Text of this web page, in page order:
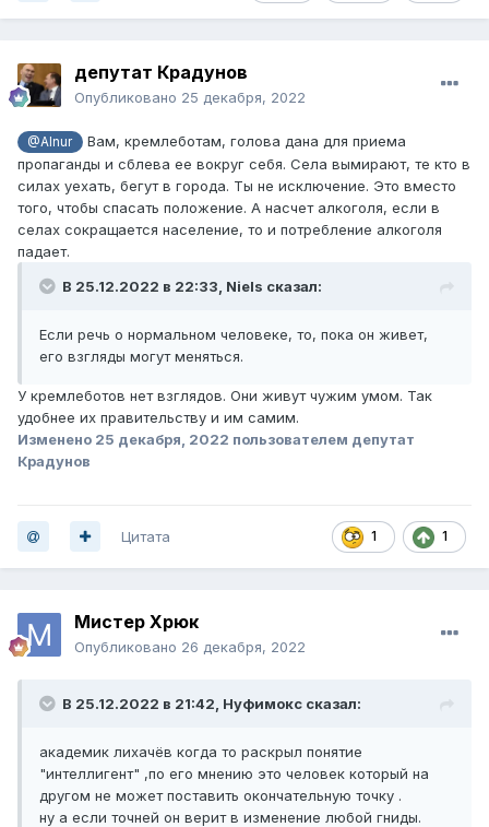
депутат Крадунов
Опубликовано 25 декабря, 2022
@Alnur
Вам, кремлеботам, голова дана для приема
пропаганды и сблева ее вокруг себя. Села вымирают, те кто в
силах уехать, бегут в города. Ты не исключение. Это вместо
того, чтобы спасать положение. А насчет алкоголя, если в
селах сокращается население, то и потребление алкоголя
падает.
В 25.12.2022 в 22:33, Niels сказал:
Если речь о нормальном человеке, то, пока он живет,
его взгляды могут меняться.
У кремлеботов нет взглядов. Они живут чужим умом. Так
удобнее их правительству и им самим.
Изменено 25 декабря, 2022 пользователем депутат
Крадунов
1 1
Цитата
Мистер Хрюк
Опубликовано 26 декабря, 2022
В 25.12.2022 в 21:42, Нуфимокс сказал:
академик лихачёв когда то раскрыл понятие
"интеллигент" ,по его мнению это человек который на
другом не может поставить окончательную точку .
ну а если точней он верит в изменение любой гниды.